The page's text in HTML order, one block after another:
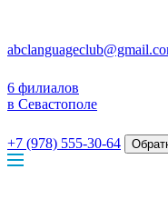
6 филиалов
в Севастополе
+7 (978) 555-30-64